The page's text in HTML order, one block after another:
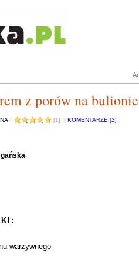
z porów na bulionie
[1] | KOMENTARZE [2]
warzywnego